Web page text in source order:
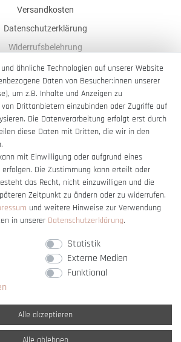
Versandkosten
Datenschutzerklärung
Widerrufsbelehrung
AGB
Impressum
Vertrag widerrufen
ähnliche Technologien auf unserer Website
Daten von Besucher:innen unserer
um z.B. Inhalte und Anzeigen zu
Drittanbietern einzubinden oder Zugriffe auf
Die Datenverarbeitung erfolgt erst durch
diese Daten mit Dritten, die wir in den
mit Einwilligung oder aufgrund eines
Die Zustimmung kann erteilt oder
das Recht, nicht einzuwilligen und die
Zeitpunkt zu ändern oder zu widerrufen.
und weitere Hinweise zur Verwendung
in unserer Daten­schutz­erklärung.
Statistik
Externe Medien
Funktional
Alle akzeptieren